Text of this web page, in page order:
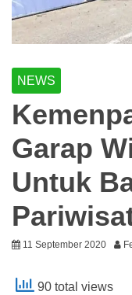
NEWS
Garap
Untuk
11 September 2020
90 total views